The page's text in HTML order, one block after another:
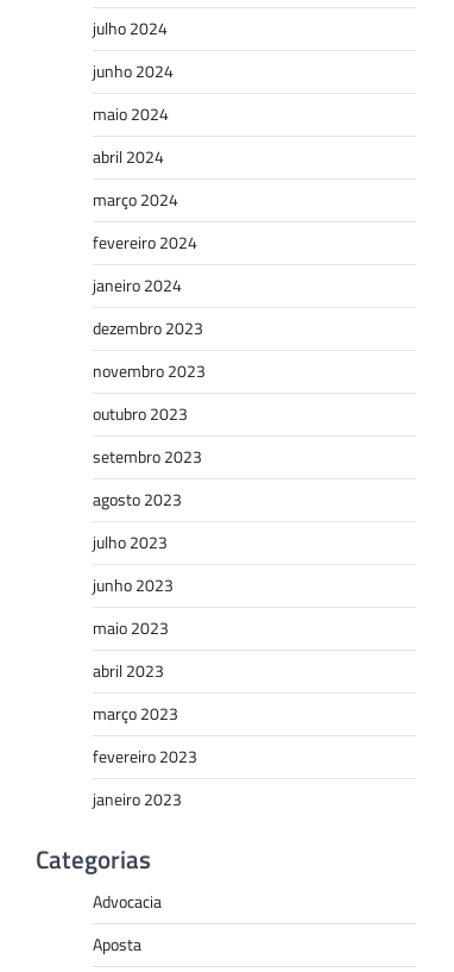
julho 2024
junho 2024
maio 2024
abril 2024
março 2024
fevereiro 2024
janeiro 2024
dezembro 2023
novembro 2023
outubro 2023
setembro 2023
agosto 2023
julho 2023
junho 2023
maio 2023
abril 2023
março 2023
fevereiro 2023
janeiro 2023
Categorias
Advocacia
Aposta